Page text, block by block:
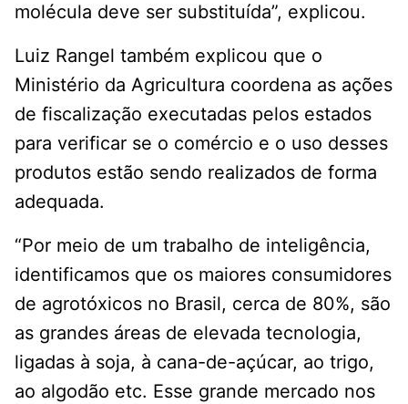
molécula deve ser substituída”, explicou.
Luiz Rangel também explicou que o
Ministério da Agricultura coordena as ações
de fiscalização executadas pelos estados
para verificar se o comércio e o uso desses
produtos estão sendo realizados de forma
adequada.
“Por meio de um trabalho de inteligência,
identificamos que os maiores consumidores
de agrotóxicos no Brasil, cerca de 80%, são
as grandes áreas de elevada tecnologia,
ligadas à soja, à cana-de-açúcar, ao trigo,
ao algodão etc. Esse grande mercado nos